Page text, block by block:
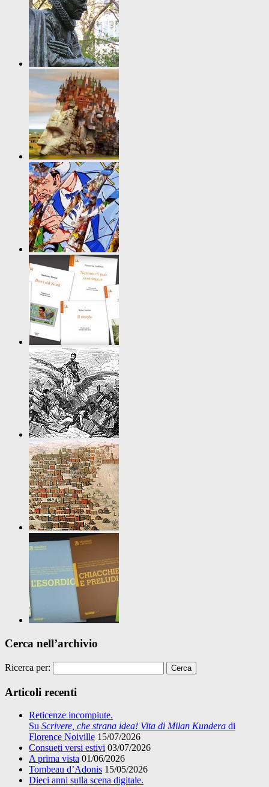
Cerca nell’archivio
Ricerca per:
Articoli recenti
Reticenze incompiute.
Su Scrivere, che strana idea! Vita di Milan Kundera di
Florence Noiville 15/07/2026
Consueti versi estivi 03/07/2026
A prima vista 01/06/2026
Tombeau d’Adonis 15/05/2026
Dieci anni sulla scena digitale.